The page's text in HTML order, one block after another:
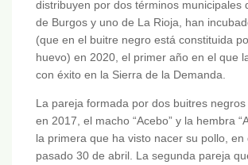
distribuyen por dos términos municipales
de Burgos y uno de La Rioja, han
(que en el buitre negro está constituida
huevo) en 2020, el primer año en el que
con éxito en la Sierra de la Demanda.
La pareja formada por dos buitres
en 2017, el macho “Acebo” y la hembra
la primera que ha visto nacer su pollo, en
pasado 30 de abril. La segunda pareja